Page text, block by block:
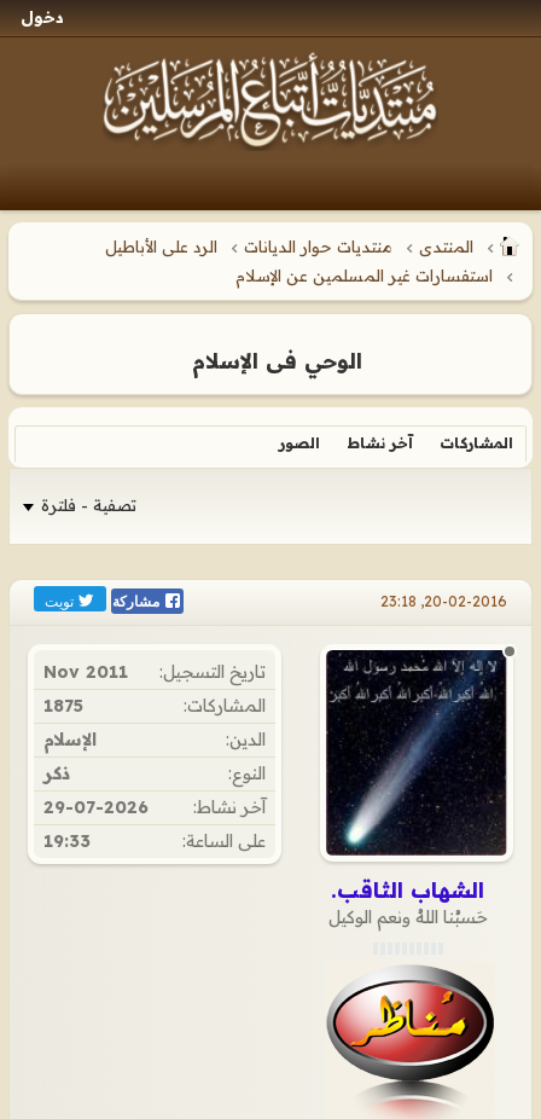
دخول
المنتدى منتديات حوار الديانات
الرد على الأباطيل
استفسارات غير المسلمين عن الإسلام
الوحي فى الإسلام
المشاركات آخر نشاط الصور
تصفية - فلترة
20-02-2016, 23:18 مشاركة تويت
الشهاب الثاقب.
حَسبُنا اللهُ ونعم الوكيل
تاريخ التسجيل:
Nov 2011
المشاركات:
1875
الدين:
الإسلام
النوع:
ذكر
آخر نشاط:
29-07-2026
على الساعة:
19:33